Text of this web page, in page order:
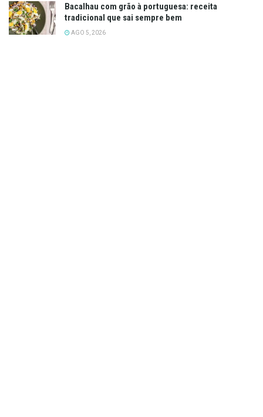
Bacalhau com grão à portuguesa: receita
tradicional que sai sempre bem
AGO 5, 2026